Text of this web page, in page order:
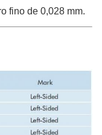
fino de 0,028 mm.